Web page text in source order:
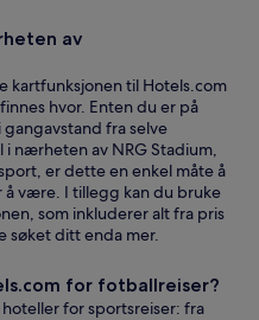
av
kartfunksjonen til Hotels.com
hvor. Enten du er på
fra selve
nærheten av NRG Stadium,
er dette en enkel måte å
være. I tillegg kan du bruke
som inkluderer alt fra pris
søket ditt enda mer.
for fotballreiser?
for sportsreiser: fra